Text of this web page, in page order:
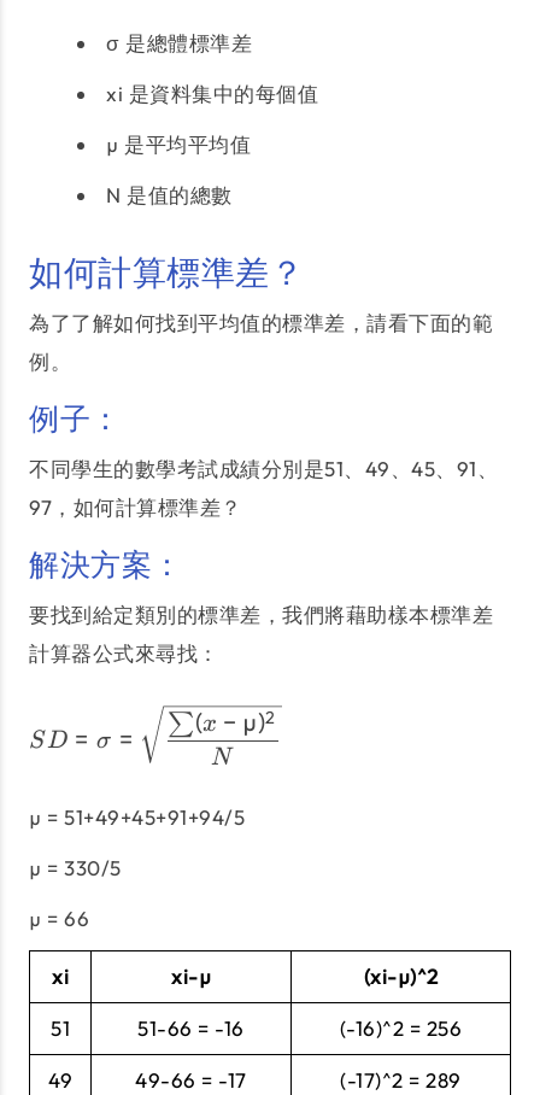
σ 是總體標準差
xi 是資料集中的每個值
µ 是平均平均值
N 是值的總數
如何計算標準差？
為了了解如何找到平均值的標準差，請看下面的範
例。
例子：
不同學生的數學考試成績分別是51、49、45、91、
97，如何計算標準差？
解決方案：
要找到給定類別的標準差，我們將藉助樣本標準差
計算器公式來尋找：
SD = σ =
SD = σ =
N
∑(x − µ)2
µ = 51+49+45+91+94/5
µ = 330/5
µ = 66
xi xi-µ (xi-µ)^2
51 51-66 = -16 (-16)^2 = 256
49 49-66 = -17 (-17)^2 = 289